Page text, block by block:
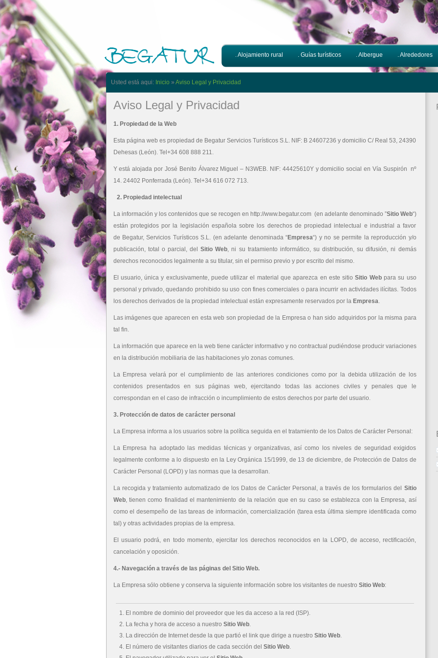
. Alojamiento rural . Guías turísticos . Albergue . Alrededores
Usted está aqui: Inicio » Aviso Legal y Privacidad
Aviso Legal y Privacidad
1. Propiedad de la Web
Esta página web es propiedad de Begatur Servicios Turísticos S.L. NIF: B 24607236 y domicilio C/ Real 53, 24390
Dehesas (León). Tel+34 608 888 211.
Y está alojada por José Benito Álvarez Miguel – N3WEB. NIF: 44425610Y y domicilio social en Vía Suspirón nº
14. 24402 Ponferrada (León). Tel+34 616 072 713.
2. Propiedad intelectual
La información y los contenidos que se recogen en http://www.begatur.com (en adelante denominado ”Sitio Web“)
están protegidos por la legislación española sobre los derechos de propiedad intelectual e industrial a favor
de Begatur, Servicios Turísticos S.L. (en adelante denominada “Empresa“) y no se permite la reproducción y/o
publicación, total o parcial, delSitio Web , ni su tratamiento informático, su distribución, su difusión, ni demás
derechos reconocidos legalmente a su titular, sin el permiso previo y por escrito del mismo.
El usuario, única y exclusivamente, puede utilizar el material que aparezca en este sitioSitio Webpara su uso
personal y privado, quedando prohibido su uso con fines comerciales o para incurrir en actividades ilícitas. Todos
los derechos derivados de la propiedad intelectual están expresamente reservados por la Empresa
Las imágenes que aparecen en esta web son propiedad de la Empresa o han sido adquiridos por la misma para
tal fin.
La información que aparece en la web tiene carácter informativo y no contractual pudiéndose producir variaciones
en la distribución mobiliaria de las habitaciones y/o zonas comunes.
La Empresa velará por el cumplimiento de las anteriores condiciones como por la debida utilización de los
contenidos presentados en sus páginas web, ejercitando todas las acciones civiles y penales que le
correspondan en el caso de infracción o incumplimiento de estos derechos por parte del usuario.
3. Protección de datos de carácter personal
La Empresa informa a los usuarios sobre la política seguida en el tratamiento de los Datos de Carácter Personal:
La Empresa ha adoptado las medidas técnicas y organizativas, así como los niveles de seguridad exigidos
legalmente conforme a lo dispuesto en la Ley Orgánica 15/1999, de 13 de diciembre, de Protección de Datos de
Carácter Personal (LOPD) y las normas que la desarrollan.
La recogida y tratamiento automatizado de los Datos de Carácter Personal, a través de los formularios del Sitio
Web, tienen como finalidad el mantenimiento de la relación que en su caso se establezca con la Empresa, así
como el desempeño de las tareas de información, comercialización (tarea esta última siempre identificada como
tal) y otras actividades propias de la empresa.
El usuario podrá, en todo momento, ejercitar los derechos reconocidos en la LOPD, de acceso, rectificación,
cancelación y oposición.
4.- Navegación a través de las páginas del Sitio Web.
La Empresa sólo obtiene y conserva la siguiente información sobre los visitantes de nuestro Sitio Web:
El nombre de dominio del proveedor que les da acceso a la red (ISP).
La fecha y hora de acceso a nuestro Sitio Web.
La dirección de Internet desde la que partió el link que dirige a nuestro Sitio Web.
El número de visitantes diarios de cada sección del Sitio Web.